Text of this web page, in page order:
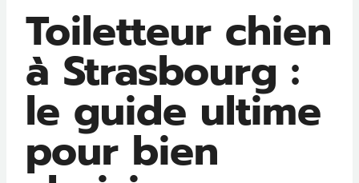
Toiletteur chien
à Strasbourg :
le guide ultime
pour bien